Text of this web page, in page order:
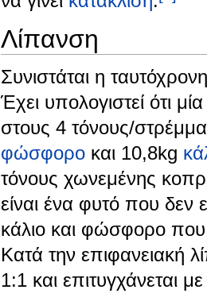
Λίπανση
Συνιστάται η
Έχει υπολογιστεί ότι
στους 4 τόνους/
φώσφορο και 10,8kg
τόνους χωνεμένης
είναι ένα φυτό που δεν
κάλιο και φώσφορο που
Κατά την επιφανειακή
1:1 και επιτυγχάνεται